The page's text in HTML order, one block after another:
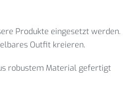
Produkte eingesetzt werden.
Outfit kreieren.
robustem Material gefertigt